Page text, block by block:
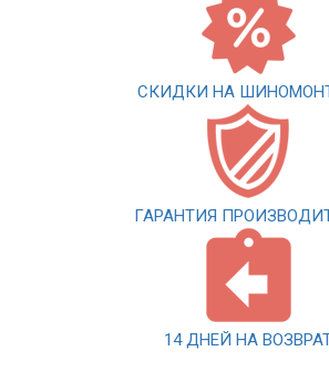
СКИДКИ НА
ГАРАНТИЯ
14 ДНЕЙ НА